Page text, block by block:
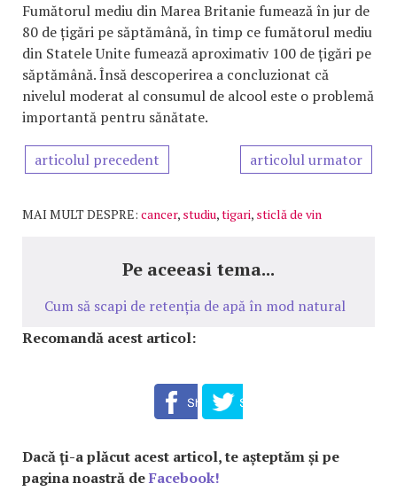
Fumătorul mediu din Marea Britanie fumează în jur de
80 de țigări pe săptămână, în timp ce fumătorul mediu
din Statele Unite fumează aproximativ 100 de țigări pe
săptămână. Însă descoperirea a concluzionat că
nivelul moderat al consumul de alcool este o problemă
importantă pentru sănătate.
articolul precedent articolul urmator
MAI MULT DESPRE: cancer, studiu,tigari, sticlă de vin
Pe aceeasi tema...
Cum să scapi de retenția de apă în mod natural
Recomandă acest articol:
Dacă ţi-a plăcut acest articol, te așteptăm și pe
pagina noastră deFacebook!